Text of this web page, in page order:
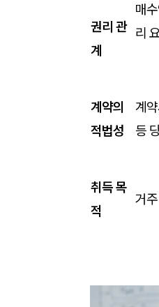
권리 관
계
매
리
계약의
적법성
계
등
취득 목
적
거